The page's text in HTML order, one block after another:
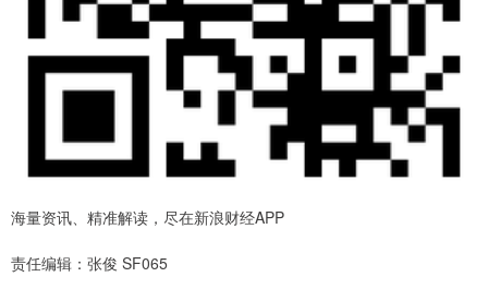
海量资讯、精准解读，尽在新浪财经APP
责任编辑：张俊 SF065